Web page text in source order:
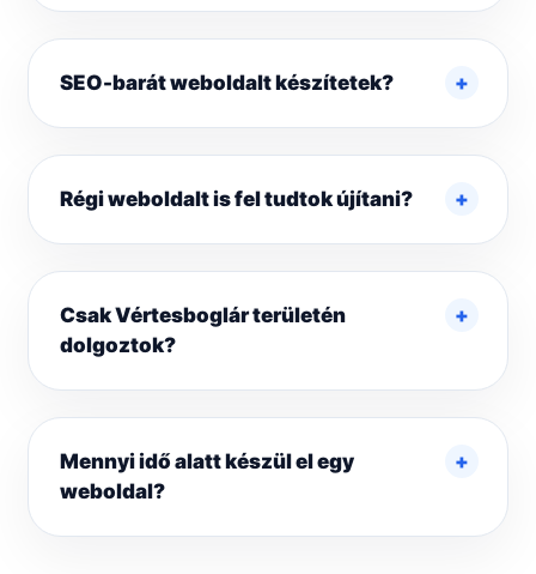
SEO-barát weboldalt készítetek?
Régi weboldalt is fel tudtok újítani?
Csak Vértesboglár területén
dolgoztok?
Mennyi idő alatt készül el egy
weboldal?